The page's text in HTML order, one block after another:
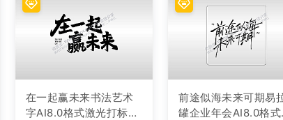
在一起赢未来书法艺术
字AI8.0格式激光打标文
前途似海未来可期易
罐企业年会AI8.0格式